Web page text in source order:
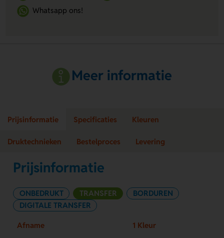
Whatsapp ons!
Meer informatie
Prijsinformatie Specificaties Kleuren
Druktechnieken Bestelproces Levering
Prijsinformatie
ONBEDRUKT TRANSFER
BORDUREN
DIGITALE TRANSFER
Afname 1 Kleur